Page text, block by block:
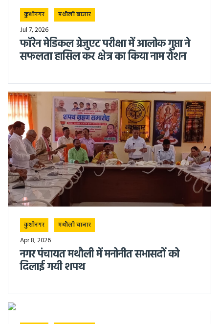
कुशीनगर मथौली बाजार
Jul 7, 2026
फॉरेन मेडिकल ग्रेजुएट परीक्षा में आलोक गुप्ता ने
सफलता हासिल कर क्षेत्र का किया नाम रोशन
कुशीनगर मथौली बाजार
Apr 8, 2026
नगर पंचायत मथौली में मनोनीत सभासदों को
दिलाई गयी शपथ